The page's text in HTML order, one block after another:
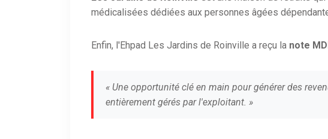
médicalisées dédiées aux personnes âgées
Enfin, l'Ehpad Les Jardins de Roinville a reçu la note
« Une opportunité clé en main pour générer des
entièrement gérés par l'exploitant. »